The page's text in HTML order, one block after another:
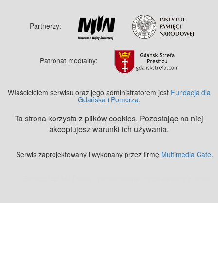
Partnerzy:
Patronat medialny:
Właścicielem serwisu oraz jego administratorem jest Fundacja dla
Gdańska i Pomorza.
Ta strona korzysta z plików cookies. Pozostając na niej
akceptujesz warunki ich używania.
Serwis zaprojektowany i wykonany przez firmę Multimedia Cafe.